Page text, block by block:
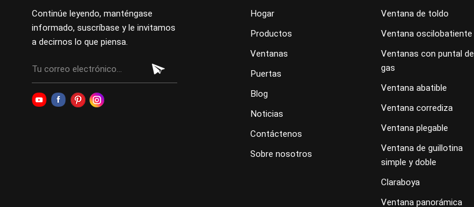
Continúe leyendo, manténgase
informado, suscríbase y le invitamos
a decirnos lo que piensa.
Hogar
Productos
Ventanas
Puertas
Blog
Noticias
Contáctenos
Sobre nosotros
Ventana de toldo
Ventana oscilobatiente
Ventanas con puntal de
gas
Ventana abatible
Ventana corrediza
Ventana plegable
Ventana de guillotina
simple y doble
Claraboya
Ventana panorámica